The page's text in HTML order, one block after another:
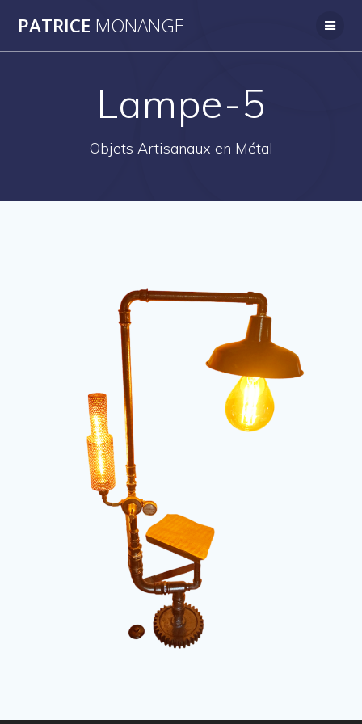
au
PATRICE MONANGE
Lampe-5
Objets Artisanaux en Métal